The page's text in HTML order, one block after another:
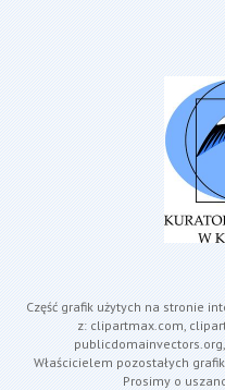
Część grafik użytych na stronie
z: clipartmax.com,
Właścicielem pozostałych
Prosimy o